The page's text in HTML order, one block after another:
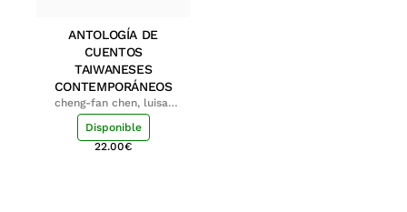
ANTOLOGÍA DE
CUENTOS
TAIWANESES
CONTEMPORÁNEOS
cheng-fan chen, luisa;
shu-ying chang, luisa
Disponible
22.00€